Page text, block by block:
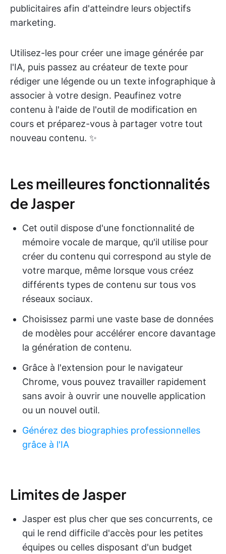
publicitaires afin d'atteindre leurs objectifs
marketing.
Utilisez-les pour créer une image générée par
l'IA, puis passez au créateur de texte pour
rédiger une légende ou un texte infographique à
associer à votre design. Peaufinez votre
contenu à l'aide de l'outil de modification en
cours et préparez-vous à partager votre tout
nouveau contenu. ✨
Les meilleures fonctionnalités
de Jasper
Cet outil dispose d'une fonctionnalité de
mémoire vocale de marque, qu'il utilise pour
créer du contenu qui correspond au style de
votre marque, même lorsque vous créez
différents types de contenu sur tous vos
réseaux sociaux.
Choisissez parmi une vaste base de données
de modèles pour accélérer encore davantage
la génération de contenu.
Grâce à l'extension pour le navigateur
Chrome, vous pouvez travailler rapidement
sans avoir à ouvrir une nouvelle application
ou un nouvel outil.
Générez des biographies professionnelles
grâce à l'IA
Limites de Jasper
Jasper est plus cher que ses concurrents, ce
qui le rend difficile d'accès pour les petites
équipes ou celles disposant d'un budget